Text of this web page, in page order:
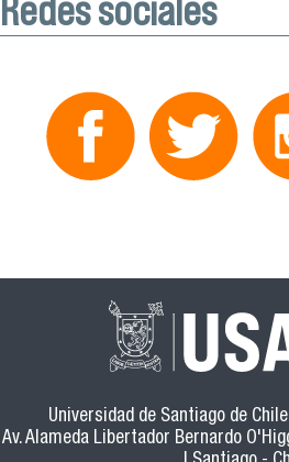
Redes sociales
Universidad de Santiago de
Av. Alameda Libertador Bernardo